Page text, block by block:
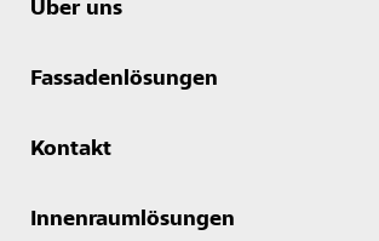
Über uns
Fassadenlösungen
Kontakt
Innenraumlösungen